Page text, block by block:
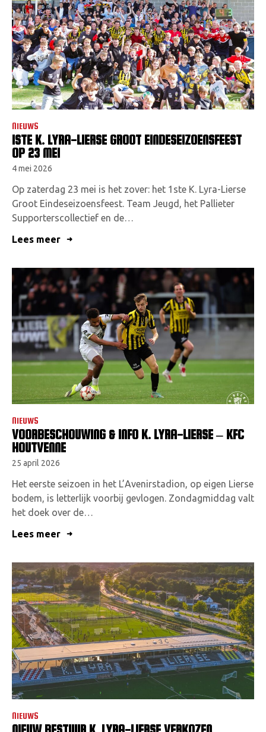
NIEUWS
1STE K. LYRA-LIERSE GROOT EINDESEIZOENSFEEST
OP 23 MEI
4 mei 2026
Op zaterdag 23 mei is het zover: het 1ste K. Lyra-Lierse
Groot Eindeseizoensfeest. Team Jeugd, het Pallieter
Supporterscollectief en de…
Lees meer
NIEUWS
VOORBESCHOUWING & INFO K. LYRA-LIERSE – KFC
HOUTVENNE
25 april 2026
Het eerste seizoen in het L’Avenirstadion, op eigen Lierse
bodem, is letterlijk voorbij gevlogen. Zondagmiddag valt
het doek over de…
Lees meer
NIEUWS